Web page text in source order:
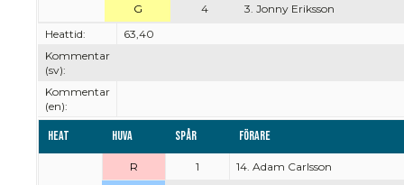
G
4
3. Jonny Eriksson
Heattid:
63,40
Kommentar
(sv):
Kommentar
(en):
Heat Huva Spår Förare
R 1
14. Adam Carlsson